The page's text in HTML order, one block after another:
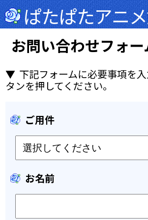
ぱたぱたアニ
お問い合わせフォー
▼ 下記フォームに必要事項を
タンを押してください。
ご用件
お名前